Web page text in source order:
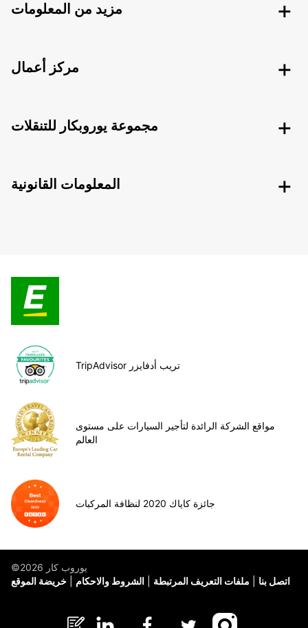
مزيد من المعلومات
مركز أعمال
مجموعة يوروبكار للتنقلات
المعلومات القانونية
TripAdvisor تريب أدفايزر
مواقع الشركة الرائدة لتأجير السيارات على مستوى
العالم
جائزة كاياك 2020 لنظافة المركبات
©يوروب كار 2026
خريضة الموقع
الشروط والاحكام ملفات التعريف المرتبطة اتصل بنا